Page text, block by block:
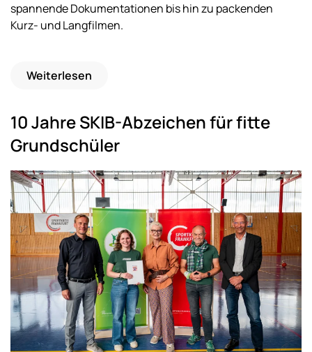
spannende Dokumentationen bis hin zu packenden
Kurz- und Langfilmen.
Weiterlesen
10 Jahre SKIB-Abzeichen für fitte
Grundschüler